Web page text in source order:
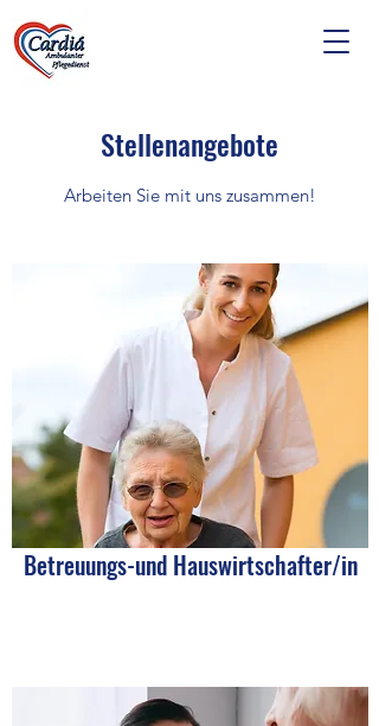
Stellenangebote
Arbeiten Sie mit uns zusammen!
Betreuungs-und Hauswirtschafter/in